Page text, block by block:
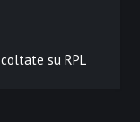
su RPL